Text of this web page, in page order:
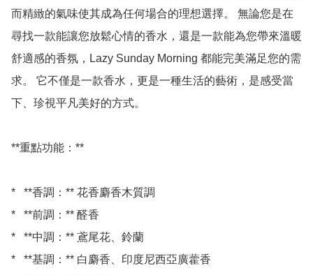
而精緻的氣味使其成為任何場合的理想選擇。 無論您是在
尋找一款能讓您放鬆心情的香水，還是一款能為您帶來溫暖
舒適感的香氛，Lazy Sunday Morning 都能完美滿足您的需
求。 它不僅是一款香水，更是一種生活的藝術，是感受當
下、珍視平凡美好的方式。
**重點功能：**
*   **香調：** 花香麝香木質調
*   **前調：** 醛香
*   **中調：** 鳶尾花、鈴蘭
*   **基調：** 白麝香、印度尼西亞廣藿香